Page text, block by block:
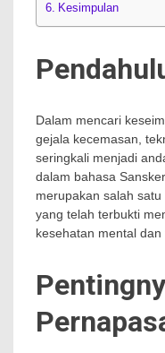
Kesimpulan
Dalam mencari
gejala kecemasan,
seringkali menjadi
dalam bahasa
merupakan salah
yang telah terbukti
kesehatan mental dan